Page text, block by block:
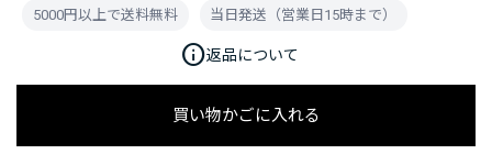
買い物かごに入れる
5000円以上で送料無料 当日発送（営業日15時まで）
info返品について